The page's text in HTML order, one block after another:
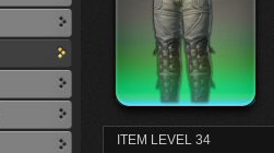
ITEM LEVEL 34